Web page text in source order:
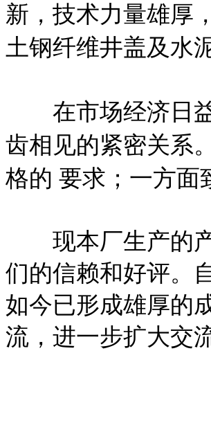
新，技术力量雄厚
土钢纤维井盖及水
在市场经济日益
齿相见的紧密关系
格的 要求；一方面
现本厂生产的产
们的信赖和好评。
如今已形成雄厚的
流，进一步扩大交